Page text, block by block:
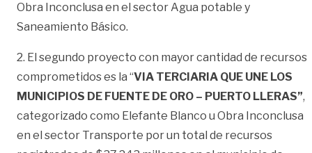
Obra Inconclusa en el sector Agua potable y
Saneamiento Básico.
2. El segundo proyecto con mayor cantidad de recursos
comprometidos es la “VIA TERCIARIA QUE UNE LOS
MUNICIPIOS DE FUENTE DE ORO – PUERTO LLERAS”,
categorizado como Elefante Blanco u Obra Inconclusa
en el sector Transporte por un total de recursos